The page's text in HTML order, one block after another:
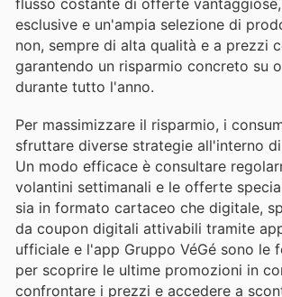
esclusive e un'ampia selezione di
non, sempre di alta qualità e a prezzi
garantendo un risparmio concreto su
durante tutto l'anno.
Per massimizzare il risparmio, i
sfruttare diverse strategie all'interno di
Un modo efficace è consultare
volantini settimanali e le offerte
sia in formato cartaceo che digitale,
da coupon digitali attivabili tramite
ufficiale e l'app Gruppo VéGé sono le
per scoprire le ultime promozioni in
confrontare i prezzi e accedere a